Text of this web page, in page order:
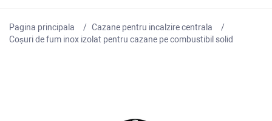
Pagina principala
Cazane pentru incalzire centrala
Coșuri de fum inox izolat pentru cazane pe combustibil solid